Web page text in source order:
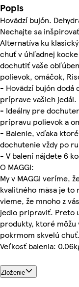
Popis
Hovädzí bujón.
Nechajte sa
Alternatíva ku
chuť v úhľadnej
dochutiť vaše
polievok, omáčok,
- Hovädzí bujón dodá
príprave vašich jedál.
- Ideálny pre
prípravu polievok a
- Balenie, vďaka
dochutenie vždy po
- V balení nájdete 6
O MAGGI:
My v MAGGI veríme,
kvalitného mäsa je
vieme, že mnoho z
jedlo pripraviť. Preto
produkty, ktoré môžu
pokrmom skvelú
Veľkosť balenia:
Zloženie